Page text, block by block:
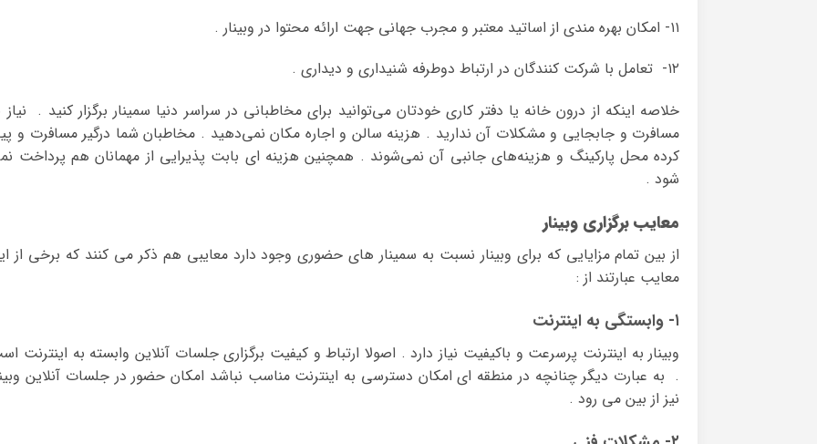
۱۱- امکان بهره مندی از اساتید معتبر و مجرب جهانی جهت ارائه محتوا در وبینار .
۱۲- تعامل با شرکت کنندگان در ارتباط دوطرفه شنیداری و دیداری .
خلاصه اینکه از درون خانه یا دفتر کاری خودتان می‌توانید برای مخاطبانی در سراسر دنیا سمینار برگزار کنید . نیاز
مسافرت و جابجایی و مشکلات آن ندارید . هزینه سالن و اجاره مکان نمی‌دهید . مخاطبان شما درگیر مسافرت و
کرده محل پارکینگ و هزینه‌های جانبی آن نمی‌شوند . همچنین هزینه ای بابت پذیرایی از مهمانان هم پرداخت
شود .
معایب برگزاری وبینار
از بین تمام مزایایی که برای وبینار نسبت به سمینار های حضوری وجود دارد معایبی هم ذکر می کنند که برخی از
معایب عبارتند از :
۱- وابستگی به اینترنت
وبینار به اینترنت پرسرعت و باکیفیت نیاز دارد . اصولا ارتباط و کیفیت برگزاری جلسات آنلاین وابسته به اینترنت
. به عبارت دیگر چنانچه در منطقه ای امکان دسترسی به اینترنت مناسب نباشد امکان حضور در جلسات آنلاین
نیز از بین می رود .